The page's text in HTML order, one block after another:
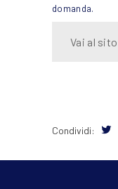
domanda.
Vai al sito
Condividi: